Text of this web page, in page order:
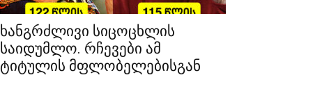
ხანგრძლივი სიცოცხლის
საიდუმლო. რჩევები ამ
ტიტულის მფლობელებისგან